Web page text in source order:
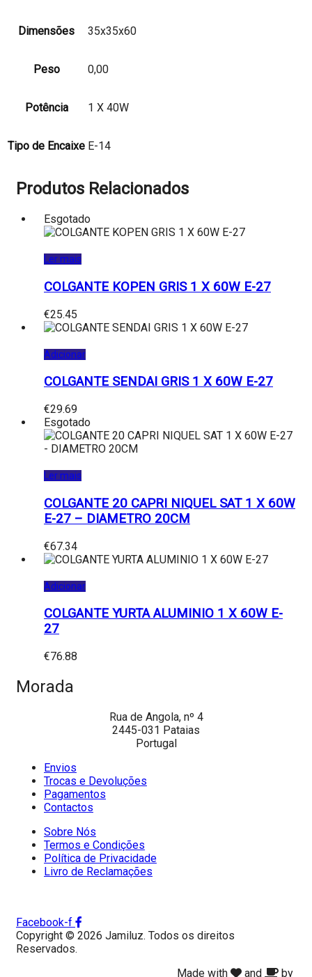
Dimensões 35x35x60
Peso 0,00
Potência 1 X 40W
Tipo de Encaixe E-14
Produtos Relacionados
Esgotado
Ler mais
COLGANTE KOPEN GRIS 1 X 60W E-27
€25.45
Adicionar
COLGANTE SENDAI GRIS 1 X 60W E-27
€29.69
Esgotado
Ler mais
COLGANTE 20 CAPRI NIQUEL SAT 1 X 60W
E-27 – DIAMETRO 20CM
€67.34
Adicionar
COLGANTE YURTA ALUMINIO 1 X 60W E-
27
€76.88
Morada
Rua de Angola, nº 4
2445-031 Pataias
Portugal
Envios
Trocas e Devoluções
Pagamentos
Contactos
Sobre Nós
Termos e Condições
Política de Privacidade
Livro de Reclamações
Facebook-f
Copyright © 2026 Jamiluz. Todos os direitos
Reservados.
Made with
and by